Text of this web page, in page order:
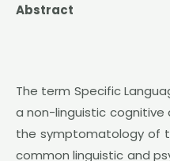
Abstract
The term Specific
a non-linguistic
the symptomatology of
common linguistic and